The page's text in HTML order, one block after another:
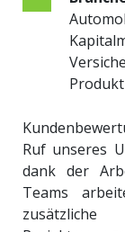
Ruf unseres
dank der
Teams